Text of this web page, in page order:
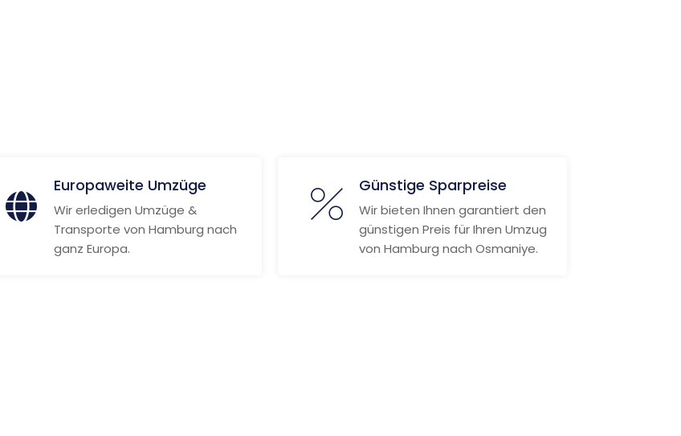
Europaweite Umzüge
Wir erledigen Umzüge &
Transporte von Hamburg nach
ganz Europa.
Günstige Sparpreise
Wir bieten Ihnen garantiert den
günstigen Preis für Ihren Umzug
von Hamburg nach Osmaniye.